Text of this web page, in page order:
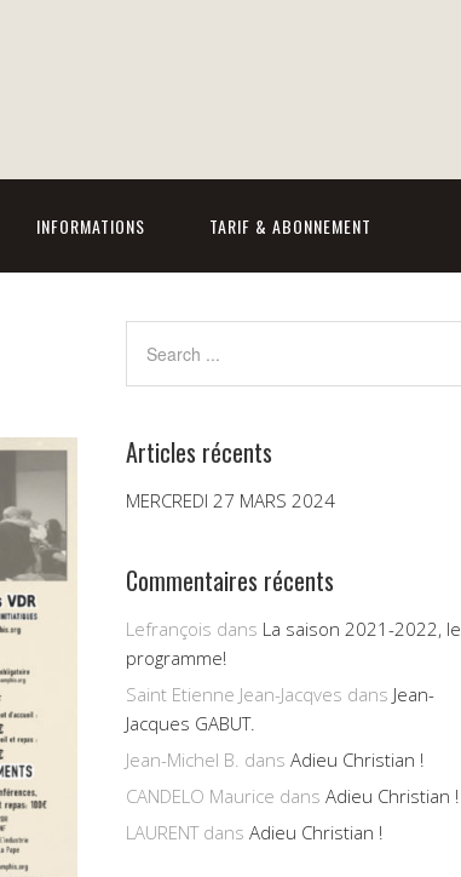
INFORMATIONS TARIF & ABONNEMENT
Articles récents
MERCREDI 27 MARS 2024
Commentaires récents
Lefrançois dans La saison 2021-2022, le
programme!
Saint Etienne Jean-Jacqves dans Jean-
Jacques GABUT.
Jean-Michel B. dans Adieu Christian !
CANDELO Maurice dans Adieu Christian !
LAURENTdans Adieu Christian !